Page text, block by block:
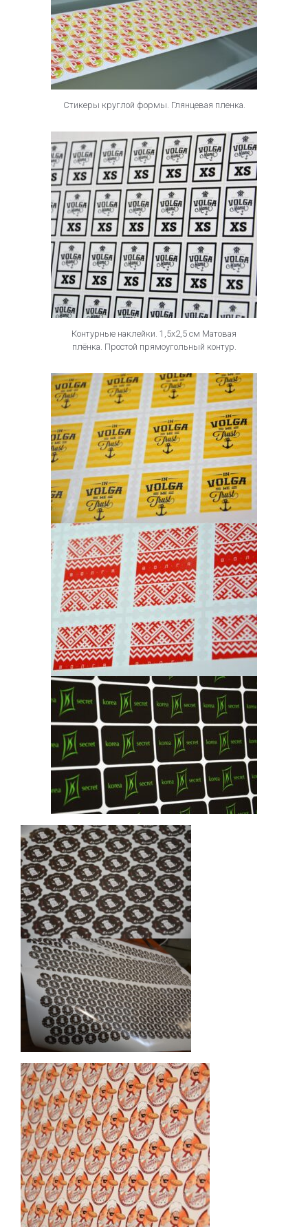
Стикеры круглой формы. Глянцевая пленка.
Контурные наклейки. 1,5х2,5 см Матовая
плёнка. Простой прямоугольный контур.